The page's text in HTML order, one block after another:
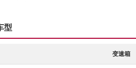
型
变速箱